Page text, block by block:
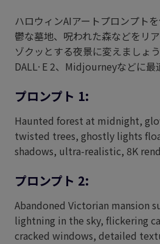
ハロウィンAIアートプロンプト
鬱な墓地、呪われた森などをリ
ゾクッとする夜景に変えましょ
DALL·E 2、Midjourneyなどに最
プロンプト 1:
Haunted forest at midnight,
twisted trees, ghostly lights
shadows, ultra-realistic, 8K
プロンプト 2:
Abandoned Victorian mansion
lightning in the sky, flickering
cracked windows, detailed